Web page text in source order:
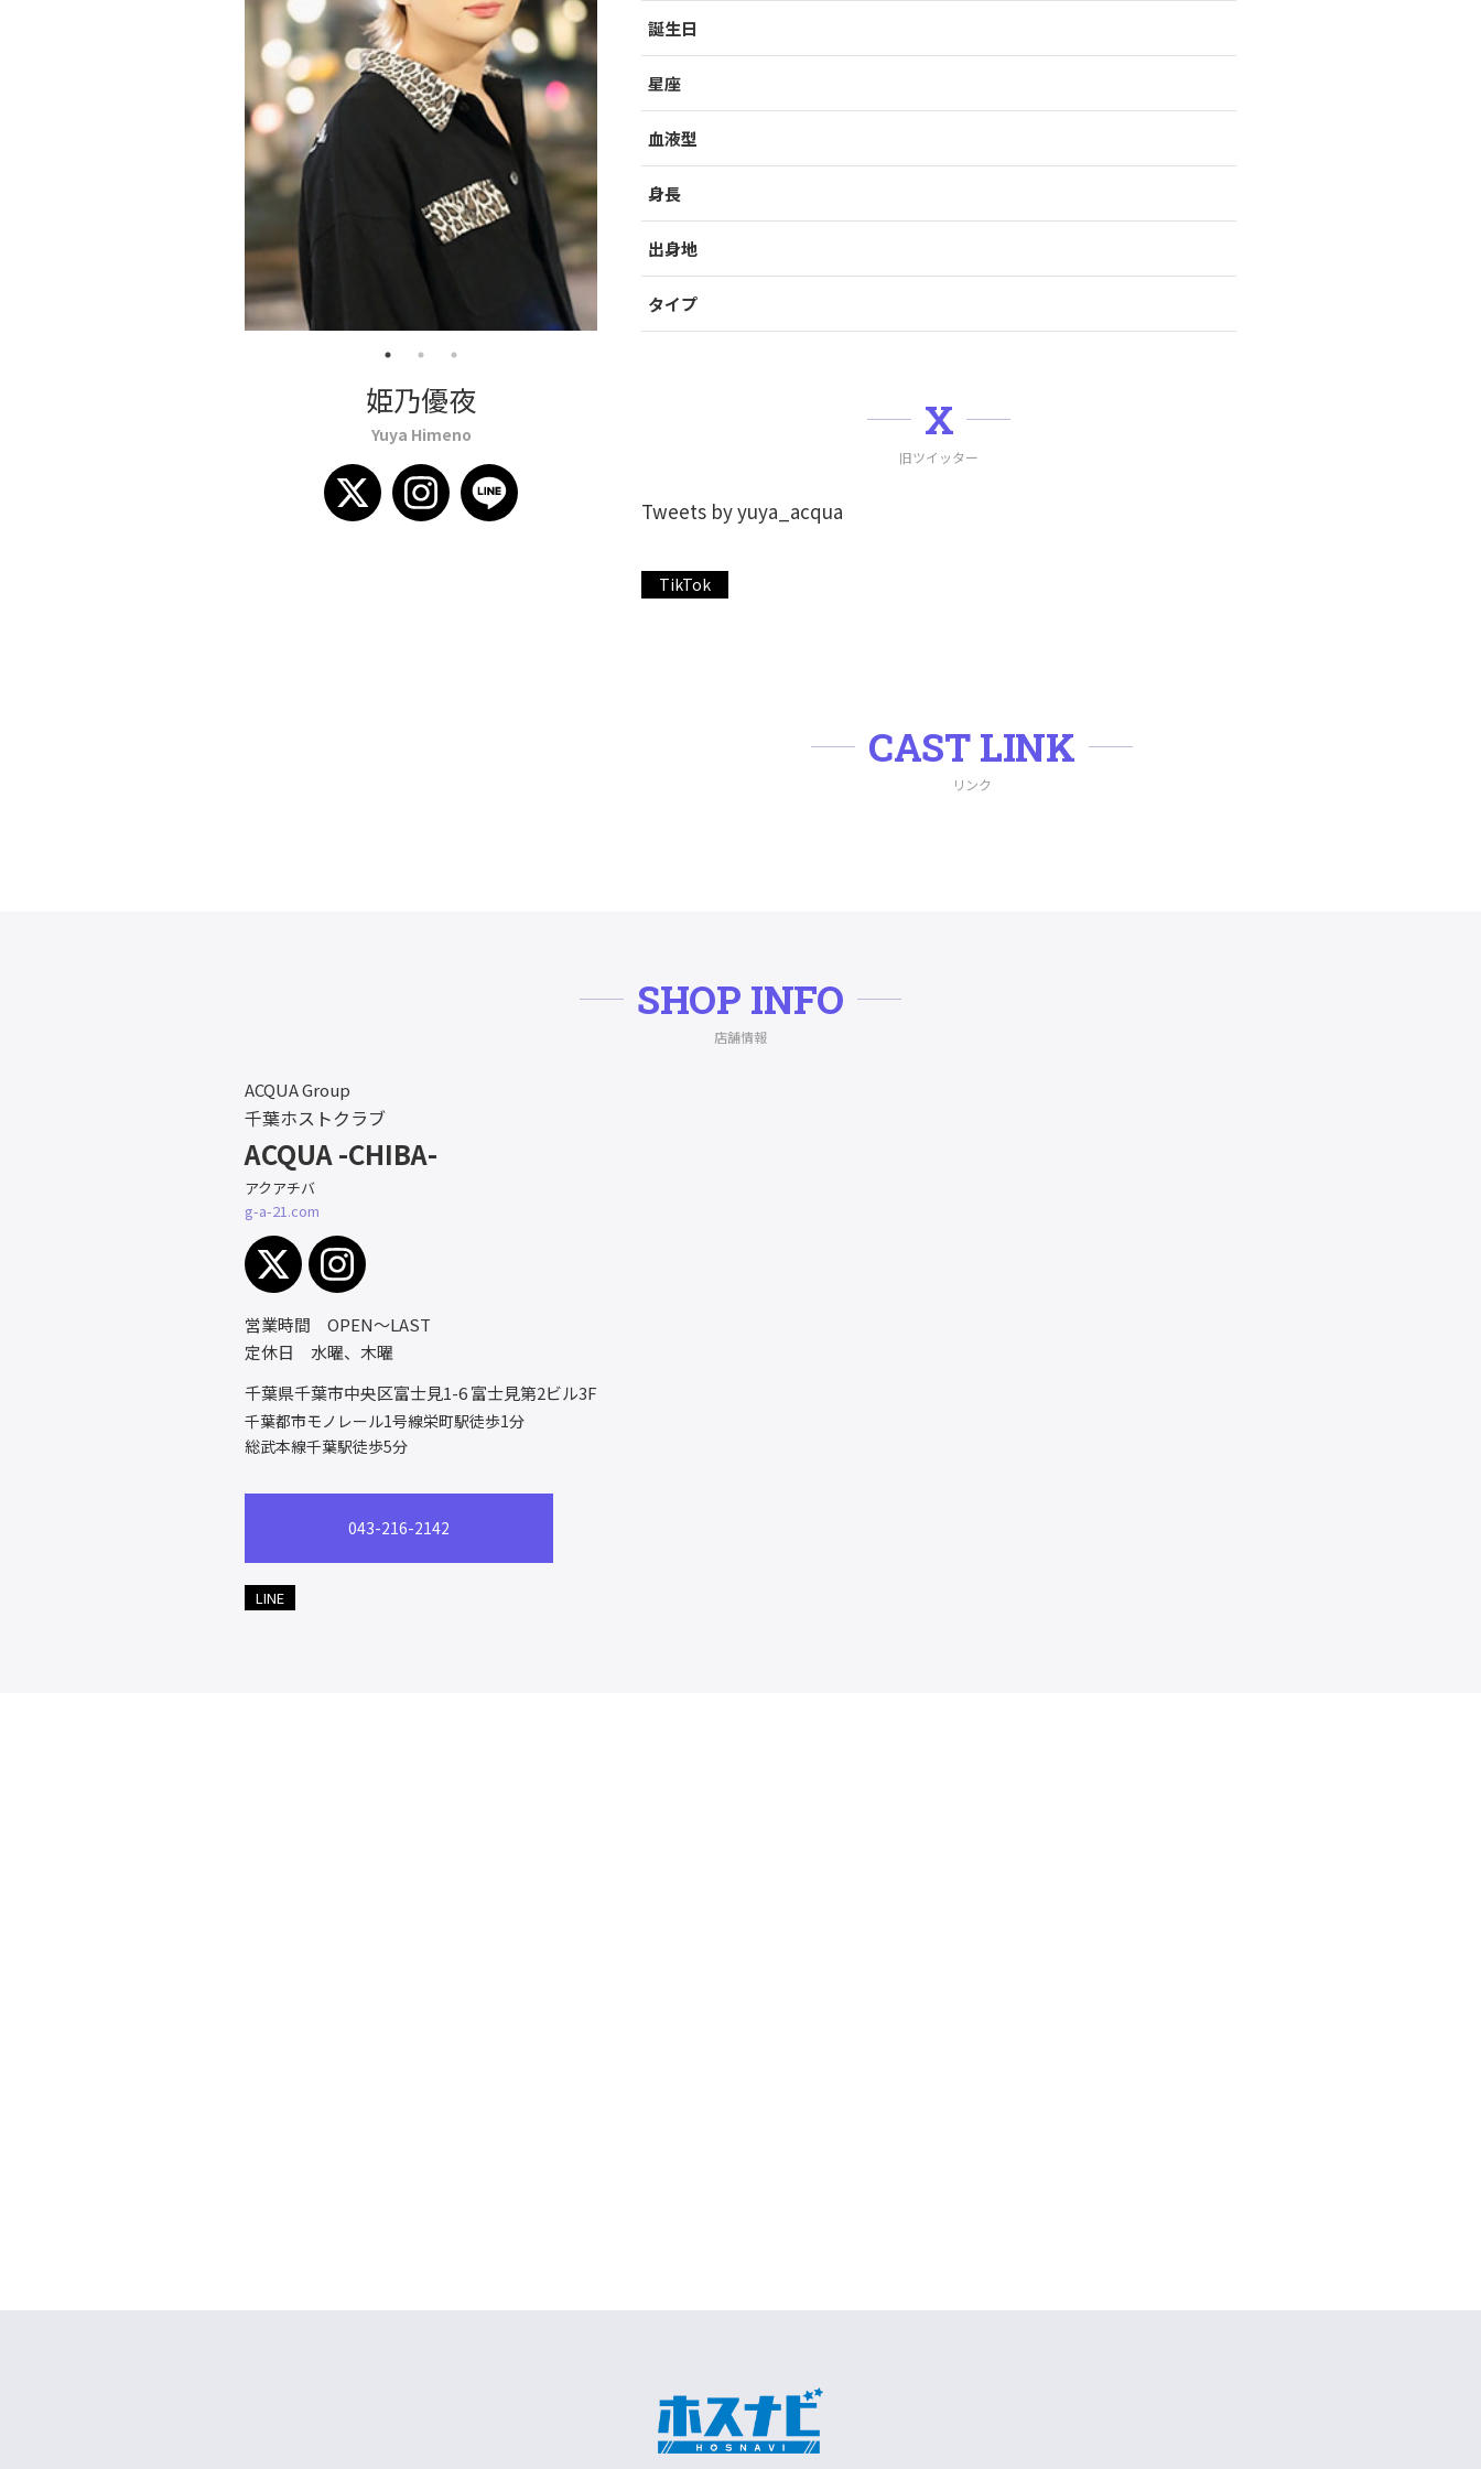
姫乃優夜
Yuya Himeno
誕生日
星座
血液型
身長
出身地
タイプ
X
旧ツイッター
Tweets by yuya_acqua
TikTok
CAST LINK
リンク
SHOP INFO
店舗情報
ACQUA Group
千葉ホストクラブ
ACQUA -CHIBA-
アクアチバ
g-a-21.com
営業時間 OPEN～LAST
定休日 水曜、木曜
千葉県千葉市中央区富士見1-6富士見第2ビル3F
千葉都市モノレール1号線栄町駅徒歩1分
総武本線千葉駅徒歩5分
043-216-2142
LINE